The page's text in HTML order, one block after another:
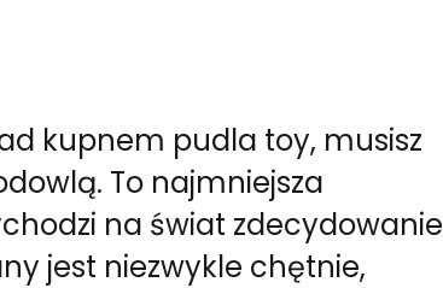
kupnem pudla toy, musisz
To najmniejsza
na świat zdecydowanie
jest niezwykle chętnie,